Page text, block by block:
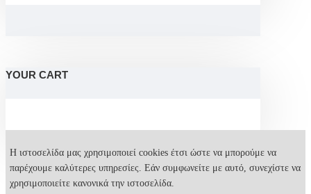
YOUR CART
Η ιστοσελίδα μας χρησιμοποιεί cookies έτσι ώστε να μπορούμε να
παρέχουμε καλύτερες υπηρεσίες. Εάν συμφωνείτε με αυτό, συνεχίστε να
χρησιμοποιείτε κανονικά την ιστοσελίδα.